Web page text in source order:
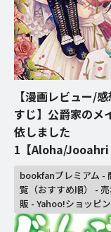
【漫画レビュー/
すじ】公爵家のメ
依しました
1【Aloha/Jooahri
bookfanプレミアム -
覧（おすすめ順） -
販 - Yahoo!ショッピ